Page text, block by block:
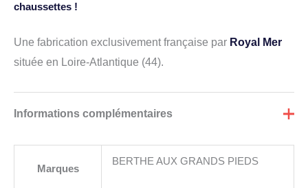
chaussettes !
Une fabrication exclusivement française par Royal Mer
située en Loire-Atlantique (44).
Informations complémentaires
Marques
BERTHE AUX GRANDS PIEDS